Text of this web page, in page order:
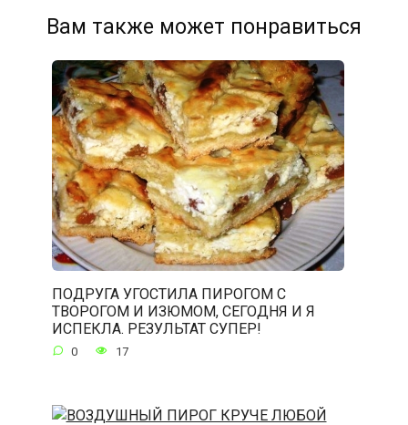
Вам также может понравиться
ПОДРУГА УГОСТИЛА ПИРОГОМ С
ТВОРОГОМ И ИЗЮМОМ, СЕГОДНЯ И Я
ИСПЕКЛА. РЕЗУЛЬТАТ СУПЕР!
0 17